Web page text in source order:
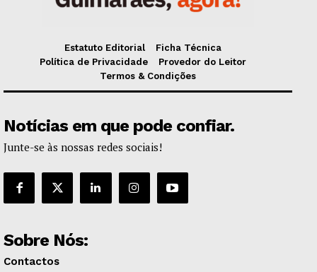
Estatuto Editorial
Ficha Técnica
Política de Privacidade
Provedor do Leitor
Termos & Condições
Notícias em que pode confiar.
Junte-se às nossas redes sociais!
Sobre Nós:
Contactos